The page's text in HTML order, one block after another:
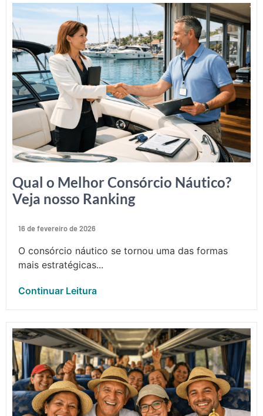
Qual o Melhor Consórcio Náutico?
Veja nosso Ranking
16 de fevereiro de 2026
O consórcio náutico se tornou uma das formas
mais estratégicas...
Continuar Leitura